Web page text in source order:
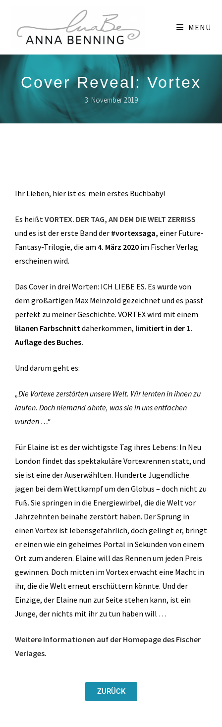
MENÜ
Cover Reveal: Vortex
3. November 2019
Ihr Lieben, hier ist es: mein erstes Buchbaby!
Es heißtVORTEX. DER TAG, AN DEM DIE WELT ZERRISS
und es ist der erste Band der #vortexsaga, einer Future-
Fantasy-Trilogie, die am 4. März 2020 im Fischer Verlag
erscheinen wird.
Das Cover in drei Worten: ICH LIEBE ES. Es wurde von
dem großartigen Max Meinzold gezeichnet und es passt
perfekt zu meiner Geschichte. VORTEX wird mit einem
lilanen Farbschnittdaherkommen, limitiert in der 1.
Auflage des Buches.
Und darum geht es:
„Die Vortexe zerstörten unsere Welt. Wir lernten in ihnen zu
laufen. Doch niemand ahnte, was sie in uns entfachen
würden …“
Für Elaine ist es der wichtigste Tag ihres Lebens: In Neu
London findet das spektakuläre Vortexrennen statt, und
sie ist eine der Auserwählten. Hunderte Jugendliche
jagen bei dem Wettkampf um den Globus – doch nicht zu
Fuß. Sie springen in die Energiewirbel, die die Welt vor
Jahrzehnten beinahe zerstört haben. Der Sprung in
einen Vortex ist lebensgefährlich, doch gelingt er, bringt
er einen wie ein geheimes Portal in Sekunden von einem
Ort zum anderen. Elaine will das Rennen um jeden Preis
gewinnen. Doch mitten im Vortex erwacht eine Macht in
ihr, die die Welt erneut erschüttern könnte. Und der
Einzige, der Elaine nun zur Seite stehen kann, ist ein
Junge, der nichts mit ihr zu tun haben will …
Weitere Informationen auf der Homepage des Fischer
Verlages.
ZURÜCK